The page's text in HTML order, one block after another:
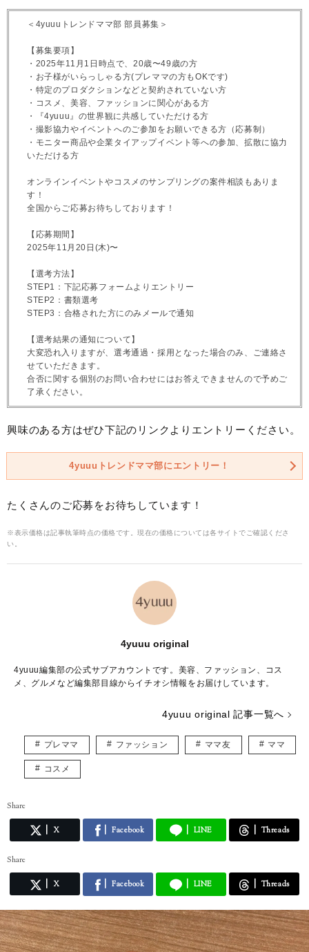
＜4yuuuトレンドママ部 部員募集＞
【募集要項】
・2025年11月1日時点で、20歳〜49歳の方
・お子様がいらっしゃる方(プレママの方もOKです)
・特定のプロダクションなどと契約されていない方
・コスメ、美容、ファッションに関心がある方
・『4yuuu』の世界観に共感していただける方
・撮影協力やイベントへのご参加をお願いできる方（応募制）
・モニター商品や企業タイアップイベント等への参加、拡散に協力
いただける方
オンラインイベントやコスメのサンプリングの案件相談もありま
す！
全国からご応募お待ちしております！
【応募期間】
2025年11月20日(木)〜
【選考方法】
STEP1：下記応募フォームよりエントリー
STEP2：書類選考
STEP3：合格された方にのみメールで通知
【選考結果の通知について】
大変恐れ入りますが、選考通過・採用となった場合のみ、ご連絡さ
せていただきます。
合否に関する個別のお問い合わせにはお答えできませんので予めご
了承ください。
興味のある方はぜひ下記のリンクよりエントリーください。
4yuuuトレンドママ部にエントリー！
たくさんのご応募をお待ちしています！
※表示価格は記事執筆時点の価格です。現在の価格については各サイトでご確認くださ
い。
4yuuu original
4yuuu編集部の公式サブアカウントです。美容、ファッション、コス
メ、グルメなど編集部目線からイチオシ情報をお届けしています。
4yuuu original 記事一覧へ
プレママ ファッション ママ友 ママ
コスメ
Share
X Facebook LINE Threads
Share
X Facebook LINE Threads